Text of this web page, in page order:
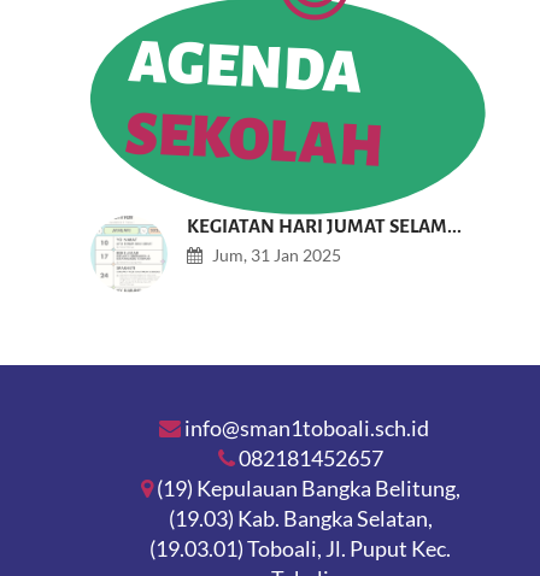
AGENDA
SEKOLAH
KEGIATAN HARI JUMAT SELAM...
Jum, 31 Jan 2025
info@sman1toboali.sch.id
082181452657
(19) Kepulauan Bangka Belitung,
(19.03) Kab. Bangka Selatan,
(19.03.01) Toboali, Jl. Puput Kec.